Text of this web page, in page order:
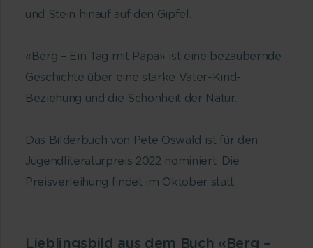
und Stein hinauf auf den Gipfel.
«Berg – Ein Tag mit Papa» ist eine bezaubernde
Geschichte über eine starke Vater-Kind-
Beziehung und die Schönheit der Natur.
Das Bilderbuch von Pete Oswald ist für den
Jugendliteraturpreis 2022 nominiert. Die
Preisverleihung findet im Oktober statt.
Lieblingsbild aus dem Buch «Berg –